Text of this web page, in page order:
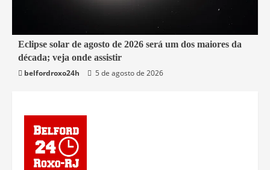
4 min read
Mundo
Eclipse solar de agosto de 2026 será um dos maiores da
década; veja onde assistir
belfordroxo24h
5 de agosto de 2026